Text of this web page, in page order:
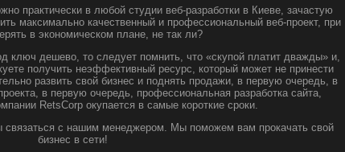
практически в любой студии веб-разработки в Киеве, зачастую
максимально качественный и профессиональный веб-проект, при
в экономическом плане, не так ли?
ключ дешево, то следует помнить, что «скупой платит дважды» и,
получить неэффективный ресурс, который может не принести
развить свой бизнес и поднять продажи, в первую очередь, в
в первую очередь, профессиональная разработка сайта,
RetsCorp окупается в самые короткие сроки.
связаться с нашим менеджером. Мы поможем вам прокачать свой
бизнес в сети!